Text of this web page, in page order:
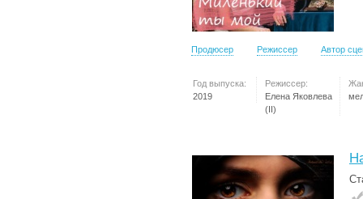
Продюсер Режиссер Автор
Год выпуска:
2019
Режиссер:
Елена Яковлева
(II)